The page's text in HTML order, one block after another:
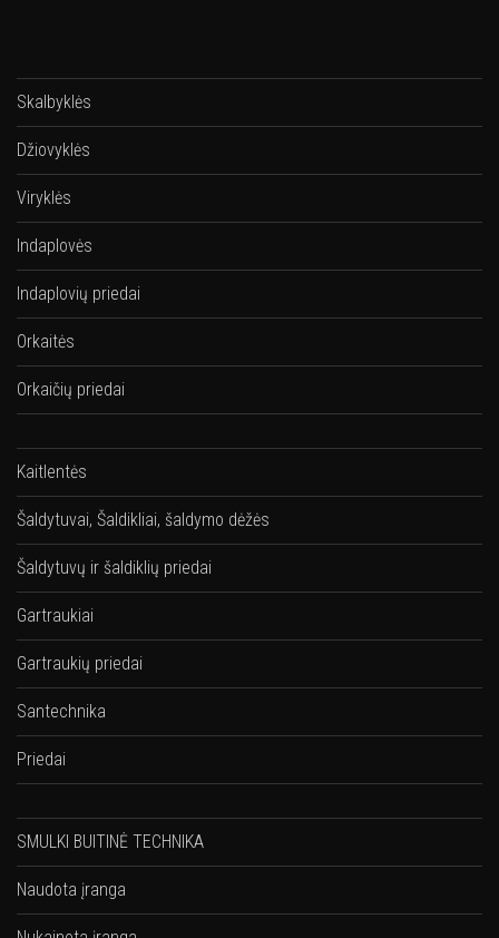
Skalbyklės
Džiovyklės
Viryklės
Indaplovės
Indaplovių priedai
Orkaitės
Orkaičių priedai
Kaitlentės
Šaldytuvai, Šaldikliai, šaldymo dėžės
Šaldytuvų ir šaldiklių priedai
Gartraukiai
Gartraukių priedai
Santechnika
Priedai
SMULKI BUITINĖ TECHNIKA
Naudota įranga